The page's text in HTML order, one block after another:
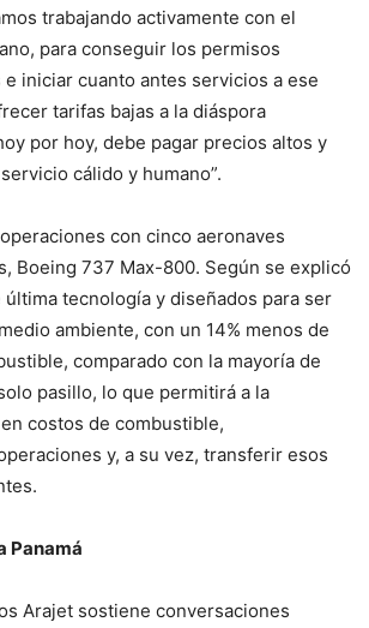
trabajando activamente con el
para conseguir los permisos
iniciar cuanto antes servicios a ese
tarifas bajas a la diáspora
por hoy, debe pagar precios altos y
cálido y humano”.
con cinco aeronaves
Boeing 737 Max-800. Según se explicó
última tecnología y diseñados para ser
ambiente, con un 14% menos de
comparado con la mayoría de
pasillo, lo que permitirá a la
costos de combustible,
y, a su vez, transferir esos
Panamá
Arajet sostiene conversaciones